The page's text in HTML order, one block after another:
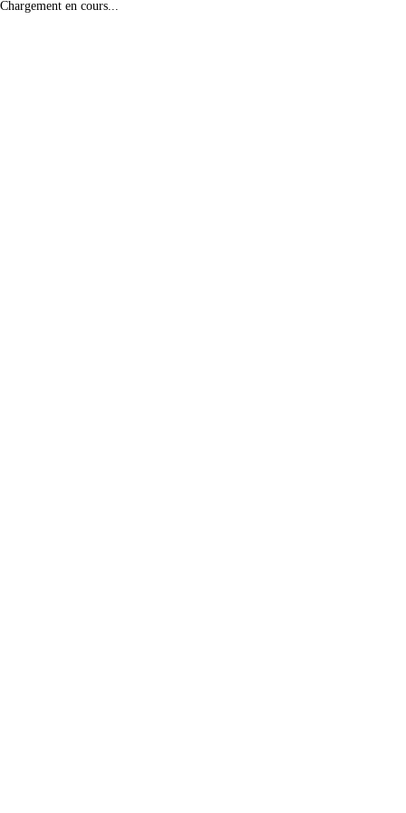
Chargement en cours...